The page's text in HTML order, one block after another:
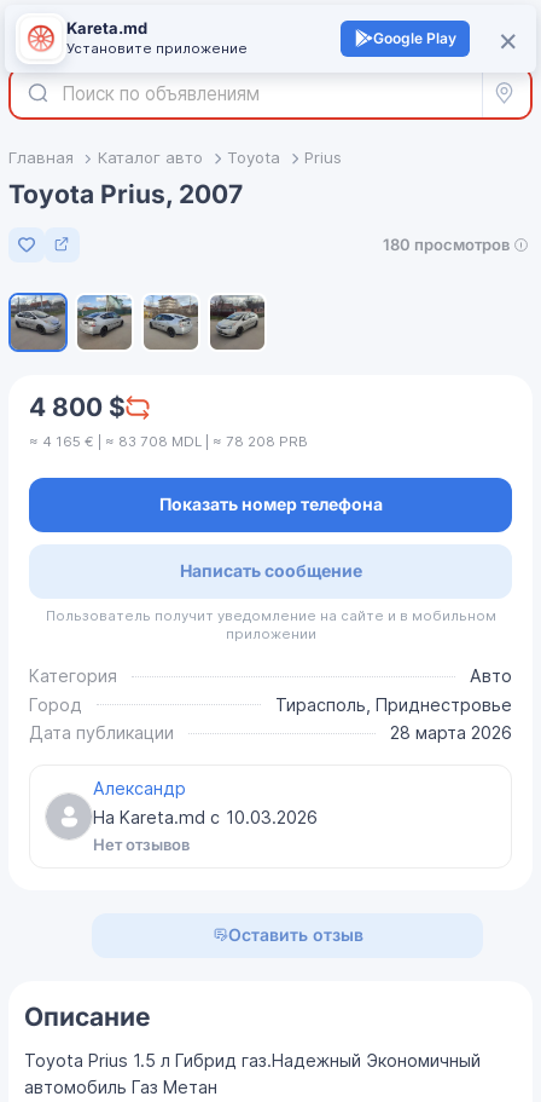
Войти +
Все
Главная Каталог авто Toyota Prius
Toyota Prius, 2007
Добавить в избранное
180 просмотров
4 800 $
≈ 4 165 € | ≈ 83 708 MDL | ≈ 78 208 PRB
Показать номер телефона
Написать сообщение
Пользователь получит уведомление на сайте и в мобильном
приложении
Категория
Авто
Город
Тирасполь, Приднестровье
Дата публикации
28 марта 2026
Александр
На Kareta.md с 10.03.2026
Нет отзывов
Оставить отзыв
Описание
Toyota Prius 1.5 л Гибрид газ.Надежный Экономичный
автомобиль Газ Метан
×
Kareta.md
Установите приложение
Google Play